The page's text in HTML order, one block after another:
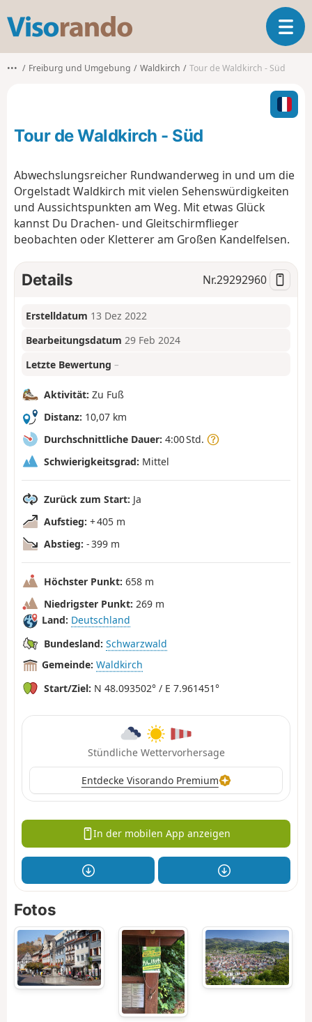
s
o
o
T
o
l
n
g
a
o
••• Freiburg und Umgebung Waldkirch Tour de Waldkirch - Süd
Tour de Waldkirch - Süd
Abwechslungsreicher Rundwanderweg in und um die
Orgelstadt Waldkirch mit vielen Sehenswürdigkeiten
und Aussichtspunkten am Weg. Mit etwas Glück
kannst Du Drachen- und Gleitschirmflieger
beobachten oder Kletterer am Großen Kandelfelsen.
Details Nr.29292960
Erstelldatum 13 Dez 2022
Bearbeitungsdatum 29 Feb 2024
Letzte Bewertung –
Aktivität: Zu Fuß
Distanz: 10,07 km
Durchschnittliche Dauer: 4:00 Std.
Schwierigkeitsgrad: Mittel
Zurück zum Start: Ja
Aufstieg: + 405 m
Abstieg: - 399 m
Höchster Punkt: 658 m
Niedrigster Punkt: 269 m
Land: Deutschland
Bundesland: Schwarzwald
Gemeinde: Waldkirch
Start/Ziel: N 48.093502° / E 7.961451°
Stündliche Wettervorhersage
Entdecke Visorando Premium
In der mobilen App anzeigen
Fotos